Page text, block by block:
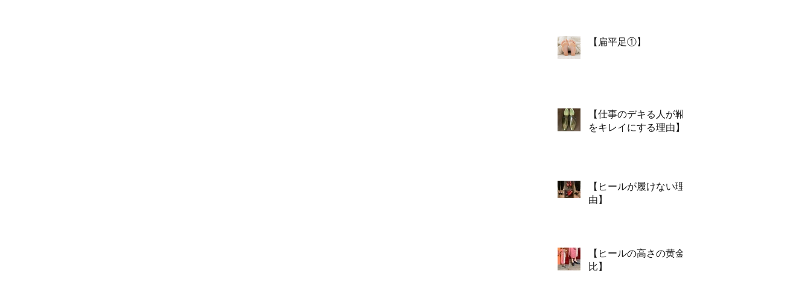
【扁平足①】
【仕事のデキる人が靴
をキレイにする理由】
【ヒールが履けない理
由】
【ヒールの高さの黄金
比】